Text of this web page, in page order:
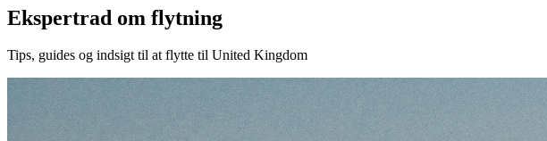
Ekspertrad om flytning
Tips, guides og indsigt til at flytte til United Kingdom